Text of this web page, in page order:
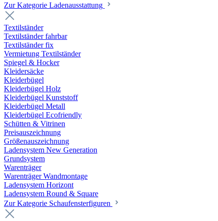
Zur Kategorie Laden­ausstattung
Textilständer
Textilständer fahrbar
Textilständer fix
Vermietung Textilständer
Spiegel & Hocker
Kleidersäcke
Kleiderbügel
Kleiderbügel Holz
Kleiderbügel Kunststoff
Kleiderbügel Metall
Kleiderbügel Ecofriendly
Schütten & Vitrinen
Preisauszeichnung
Größenauszeichnung
Ladensystem New Generation
Grundsystem
Warenträger
Warenträger Wandmontage
Ladensystem Horizont
Ladensystem Round & Square
Zur Kategorie Schaufenster­figuren